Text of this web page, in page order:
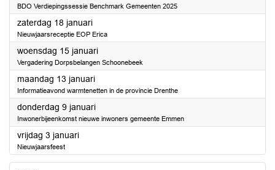
BDO Verdiepingssessie Benchmark Gemeenten 2025
zaterdag 18 januari2025
Nieuwjaarsreceptie EOP Erica
woensdag 15 januari2025
Vergadering Dorpsbelangen Schoonebeek
maandag 13 januari2025
Informatieavond warmtenetten in de provincie Drenthe
donderdag 9 januari2025
Inwonerbijeenkomst nieuwe inwoners gemeente Emmen
vrijdag 3 januari2025
Nieuwjaarsfeest